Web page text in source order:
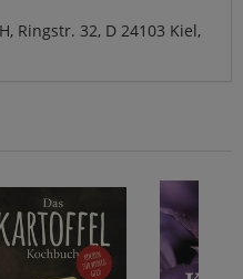
Ringstr. 32, D 24103 Kiel,